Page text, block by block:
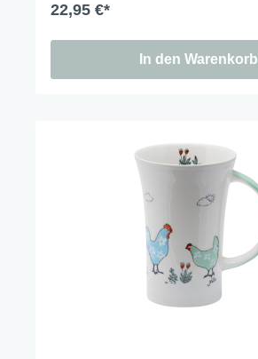
22,95 €*
In den Warenkorb